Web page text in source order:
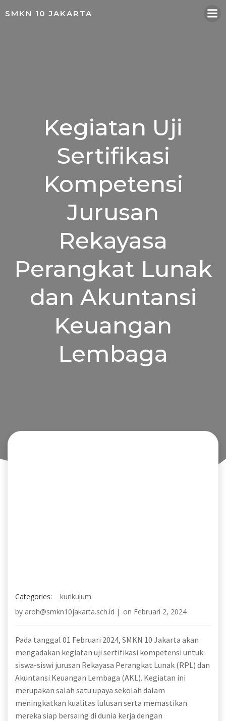
SMKN 10 JAKARTA
Kegiatan Uji
Sertifikasi
Kompetensi
Jurusan
Rekayasa
Perangkat Lunak
dan Akuntansi
Keuangan
Lembaga
Categories:
kurikulum
by aroh@smkn10jakarta.sch.id | on Februari 2, 2024
Pada tanggal 01 Februari 2024, SMKN 10 Jakarta akan
mengadakan kegiatan uji sertifikasi kompetensi untuk
siswa-siswi jurusan Rekayasa Perangkat Lunak (RPL) dan
Akuntansi Keuangan Lembaga (AKL). Kegiatan ini
merupakan salah satu upaya sekolah dalam
meningkatkan kualitas lulusan serta memastikan
mereka siap bersaing di dunia kerja dengan